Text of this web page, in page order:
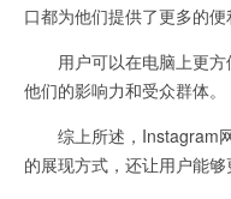
口都为他们提供了更多的便
用户可以在电脑上更方
他们的影响力和受众群体。
综上所述，Instagram网
的展现方式，还让用户能够